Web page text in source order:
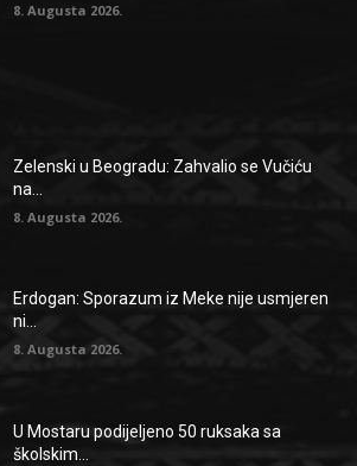
8. Augusta 2026.
Zelenski u Beogradu: Zahvalio se Vučiću
na...
8. Augusta 2026.
Erdogan: Sporazum iz Meke nije usmjeren
ni...
8. Augusta 2026.
U Mostaru podijeljeno 50 ruksaka sa
školskim...